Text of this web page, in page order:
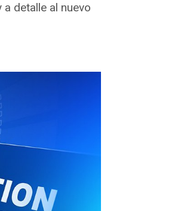
detalle al nuevo